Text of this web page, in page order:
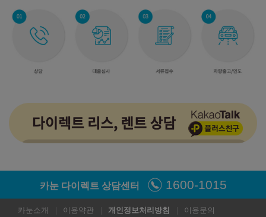
47,830,000
49,120,000
휘발유 10.4㎞/ℓ
41,040,000
휘발유 10.4㎞/ℓ
46,000,000원
아너스
48,300,000원
캘리그래피
50,300,000원
캘리그래피 블랙 익스테리어
캘리그래피 블랙 잉크
카눈 다이렉트 상담센터 1600-1015
카눈소개 이용약관 개인정보처리방침 이용문의